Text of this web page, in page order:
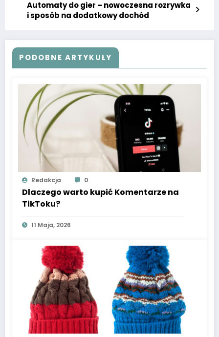
Automaty do gier – nowoczesna rozrywka
i sposób na dodatkowy dochód
PODOBNE ARTYKUŁY
Redakcja 0
Dlaczego warto kupić Komentarze na
TikToku?
11 Maja, 2026